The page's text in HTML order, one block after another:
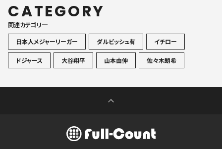
CATEGORY
関連カテゴリ一
日本人メジャーリーガー
ダルビッシュ有 イチロー
ドジャース 大谷翔平 山本由伸 佐々木朗希